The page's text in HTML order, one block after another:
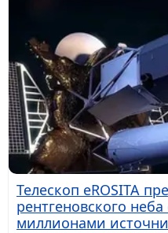
Телескоп eROSITA
рентгеновского
миллионами